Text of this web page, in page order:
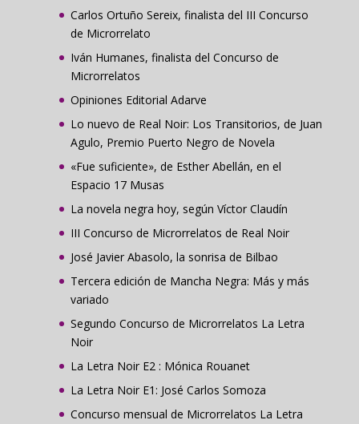
Carlos Ortuño Sereix, finalista del III Concurso
de Microrrelato
Iván Humanes, finalista del Concurso de
Microrrelatos
Opiniones Editorial Adarve
Lo nuevo de Real Noir: Los Transitorios, de Juan
Agulo, Premio Puerto Negro de Novela
«Fue suficiente», de Esther Abellán, en el
Espacio 17 Musas
La novela negra hoy, según Víctor Claudín
III Concurso de Microrrelatos de Real Noir
José Javier Abasolo, la sonrisa de Bilbao
Tercera edición de Mancha Negra: Más y más
variado
Segundo Concurso de Microrrelatos La Letra
Noir
La Letra Noir E2 : Mónica Rouanet
La Letra Noir E1: José Carlos Somoza
Concurso mensual de Microrrelatos La Letra